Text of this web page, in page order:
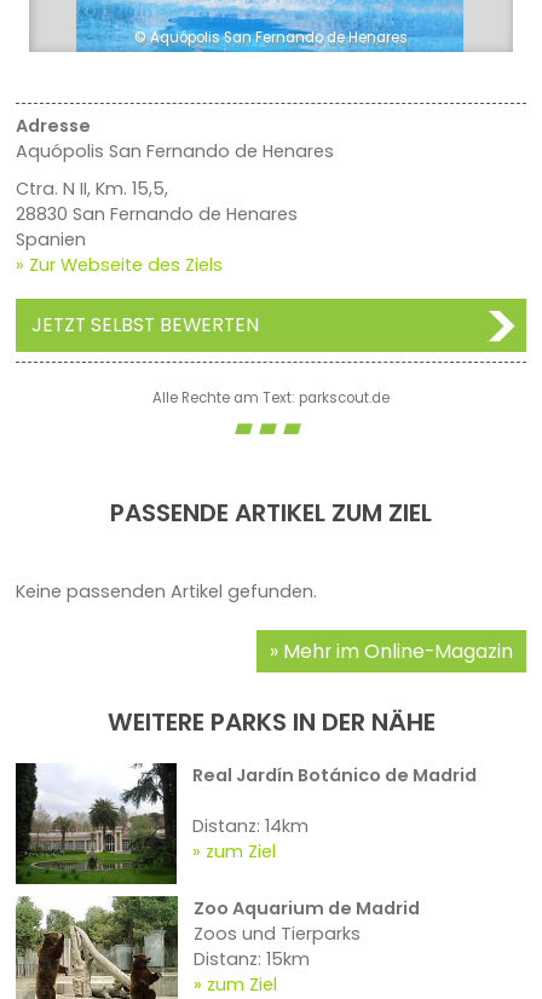
© Aquópolis San Fernando de Henares
Adresse
Aquópolis San Fernando de Henares
Ctra. N II, Km. 15,5,
28830 San Fernando de Henares
Spanien
» Zur Webseite des Ziels
JETZT SELBST BEWERTEN
Alle Rechte am Text: parkscout.de
PASSENDE ARTIKEL ZUM ZIEL
Keine passenden Artikel gefunden.
Mehr im Online-Magazin
WEITERE PARKS IN DER NÄHE
Real Jardín Botánico de Madrid
Distanz: 14km
zum Ziel
Zoo Aquarium de Madrid
Zoos und Tierparks
Distanz: 15km
zum Ziel